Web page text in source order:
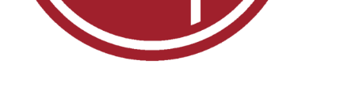
NEWS
Impressum
Datenschutz
Haftungshinweis